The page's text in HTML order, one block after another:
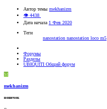
Автор темы mekhanizm
👁 4438
Дата начала 1 Фев 2020
Теги
nanostation nanostation loco m5
Форумы
Разделы
UBIQUITI Общий форум
M
mekhanizm
новичок